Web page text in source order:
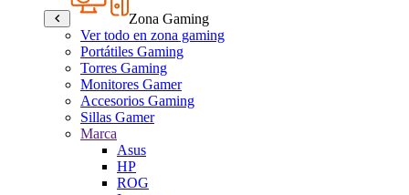
Zona Gaming
Ver todo en zona gaming
Portátiles Gaming
Torres Gaming
Monitores Gamer
Accesorios Gaming
Sillas Gamer
Marca
Asus
HP
ROG